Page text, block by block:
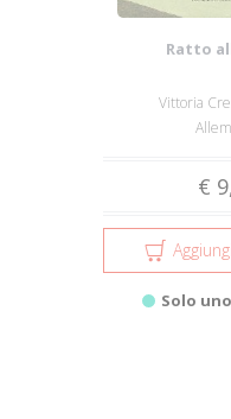
Ratto
Vittoria
€
Solo